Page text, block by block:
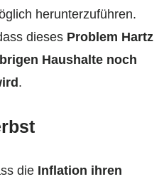
herunterzuführen.
dieses Problem Hartz
Haushalte noch
.
die Inflation ihren